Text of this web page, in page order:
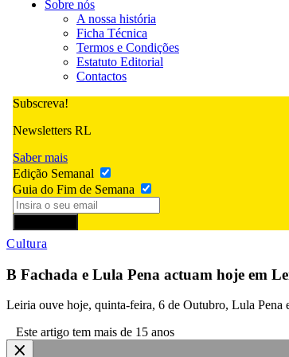
Sobre nós
A nossa história
Ficha Técnica
Termos e Condições
Estatuto Editorial
Contactos
Subscreva!
Newsletters RL
Saber mais
Edição Semanal
Guia do Fim de Semana
Cultura
B Fachada e Lula Pena actuam hoje em
Leiria ouve hoje, quinta-feira, 6 de Outubro, Lula Pena
Este artigo tem mais de 15 anos